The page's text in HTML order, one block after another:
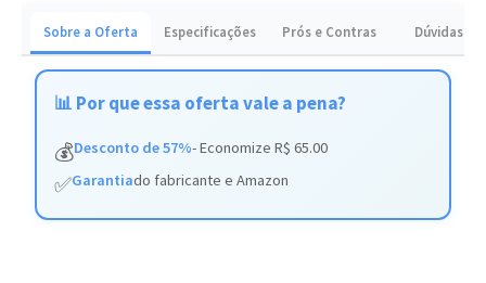
Sobre a Oferta Especificações Prós e Contras Dúvidas
📊 Por que essa oferta vale a pena?
💰Desconto de 57%- Economize R$ 65.00
✅Garantiado fabricante e Amazon